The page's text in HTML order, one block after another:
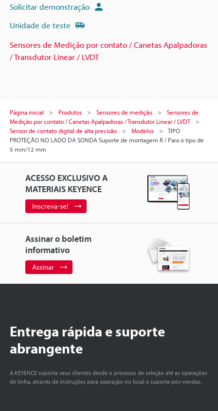
Solicitar demonstração
Unidade de teste
Sensores de Medição por contato / Canetas Apalpadoras
/ Transdutor Linear / LVDT
Página inicial Produtos Sensores de medição
Sensores de
Medição por contato / Canetas Apalpadoras / Transdutor Linear / LVDT
Sensor de contato digital de alta precisão
Modelos
TIPO
PROTEÇÃO NO LADO DA SONDA Suporte de montagem R / Para o tipo de
5 mm/12 mm
ACESSO EXCLUSIVO A
MATERIAIS KEYENCE
Inscreva-se!
Assinar o boletim
informativo
Assinar
Entrega rápida e suporte
abrangente
A KEYENCE suporta seus clientes desde o processo de seleção até as operações
de linha, através de instruções para operação no local e suporte pós-vendas.